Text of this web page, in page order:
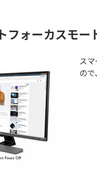
フォーカスモー
ス
の